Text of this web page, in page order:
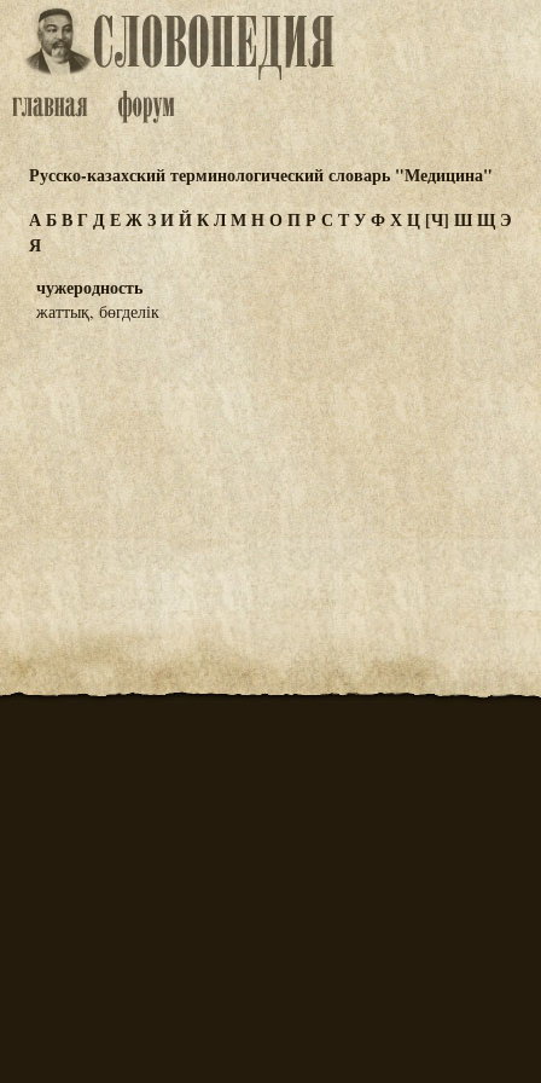
Русско-казахский терминологический словарь "Медицина"
АБВГДЕЖЗИЙКЛМНОПРСТУФХЦ[Ч] ШЩ Э
Я
чужеродность
жаттық, бөгделік